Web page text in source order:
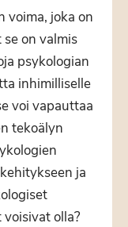
voima, joka on
on valmis
psykologian
inhimilliselle
voi vapauttaa
tekoälyn
ja
olla?